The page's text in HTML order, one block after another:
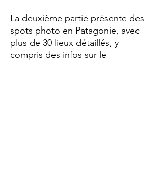
La deuxième partie présente des
spots photo en Patagonie, avec
plus de 30 lieux détaillés, y
compris des infos sur le